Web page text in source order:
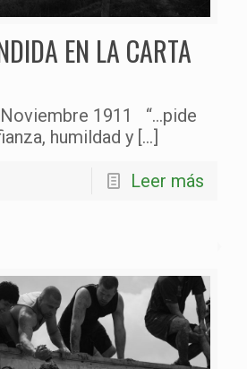
EN LA CARTA
1911 “…pide
humildad y […]
Leer más